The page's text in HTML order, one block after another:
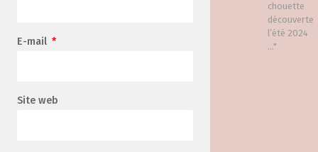
chouette
découverte
l’été 2024
..."
E-mail *
Site web